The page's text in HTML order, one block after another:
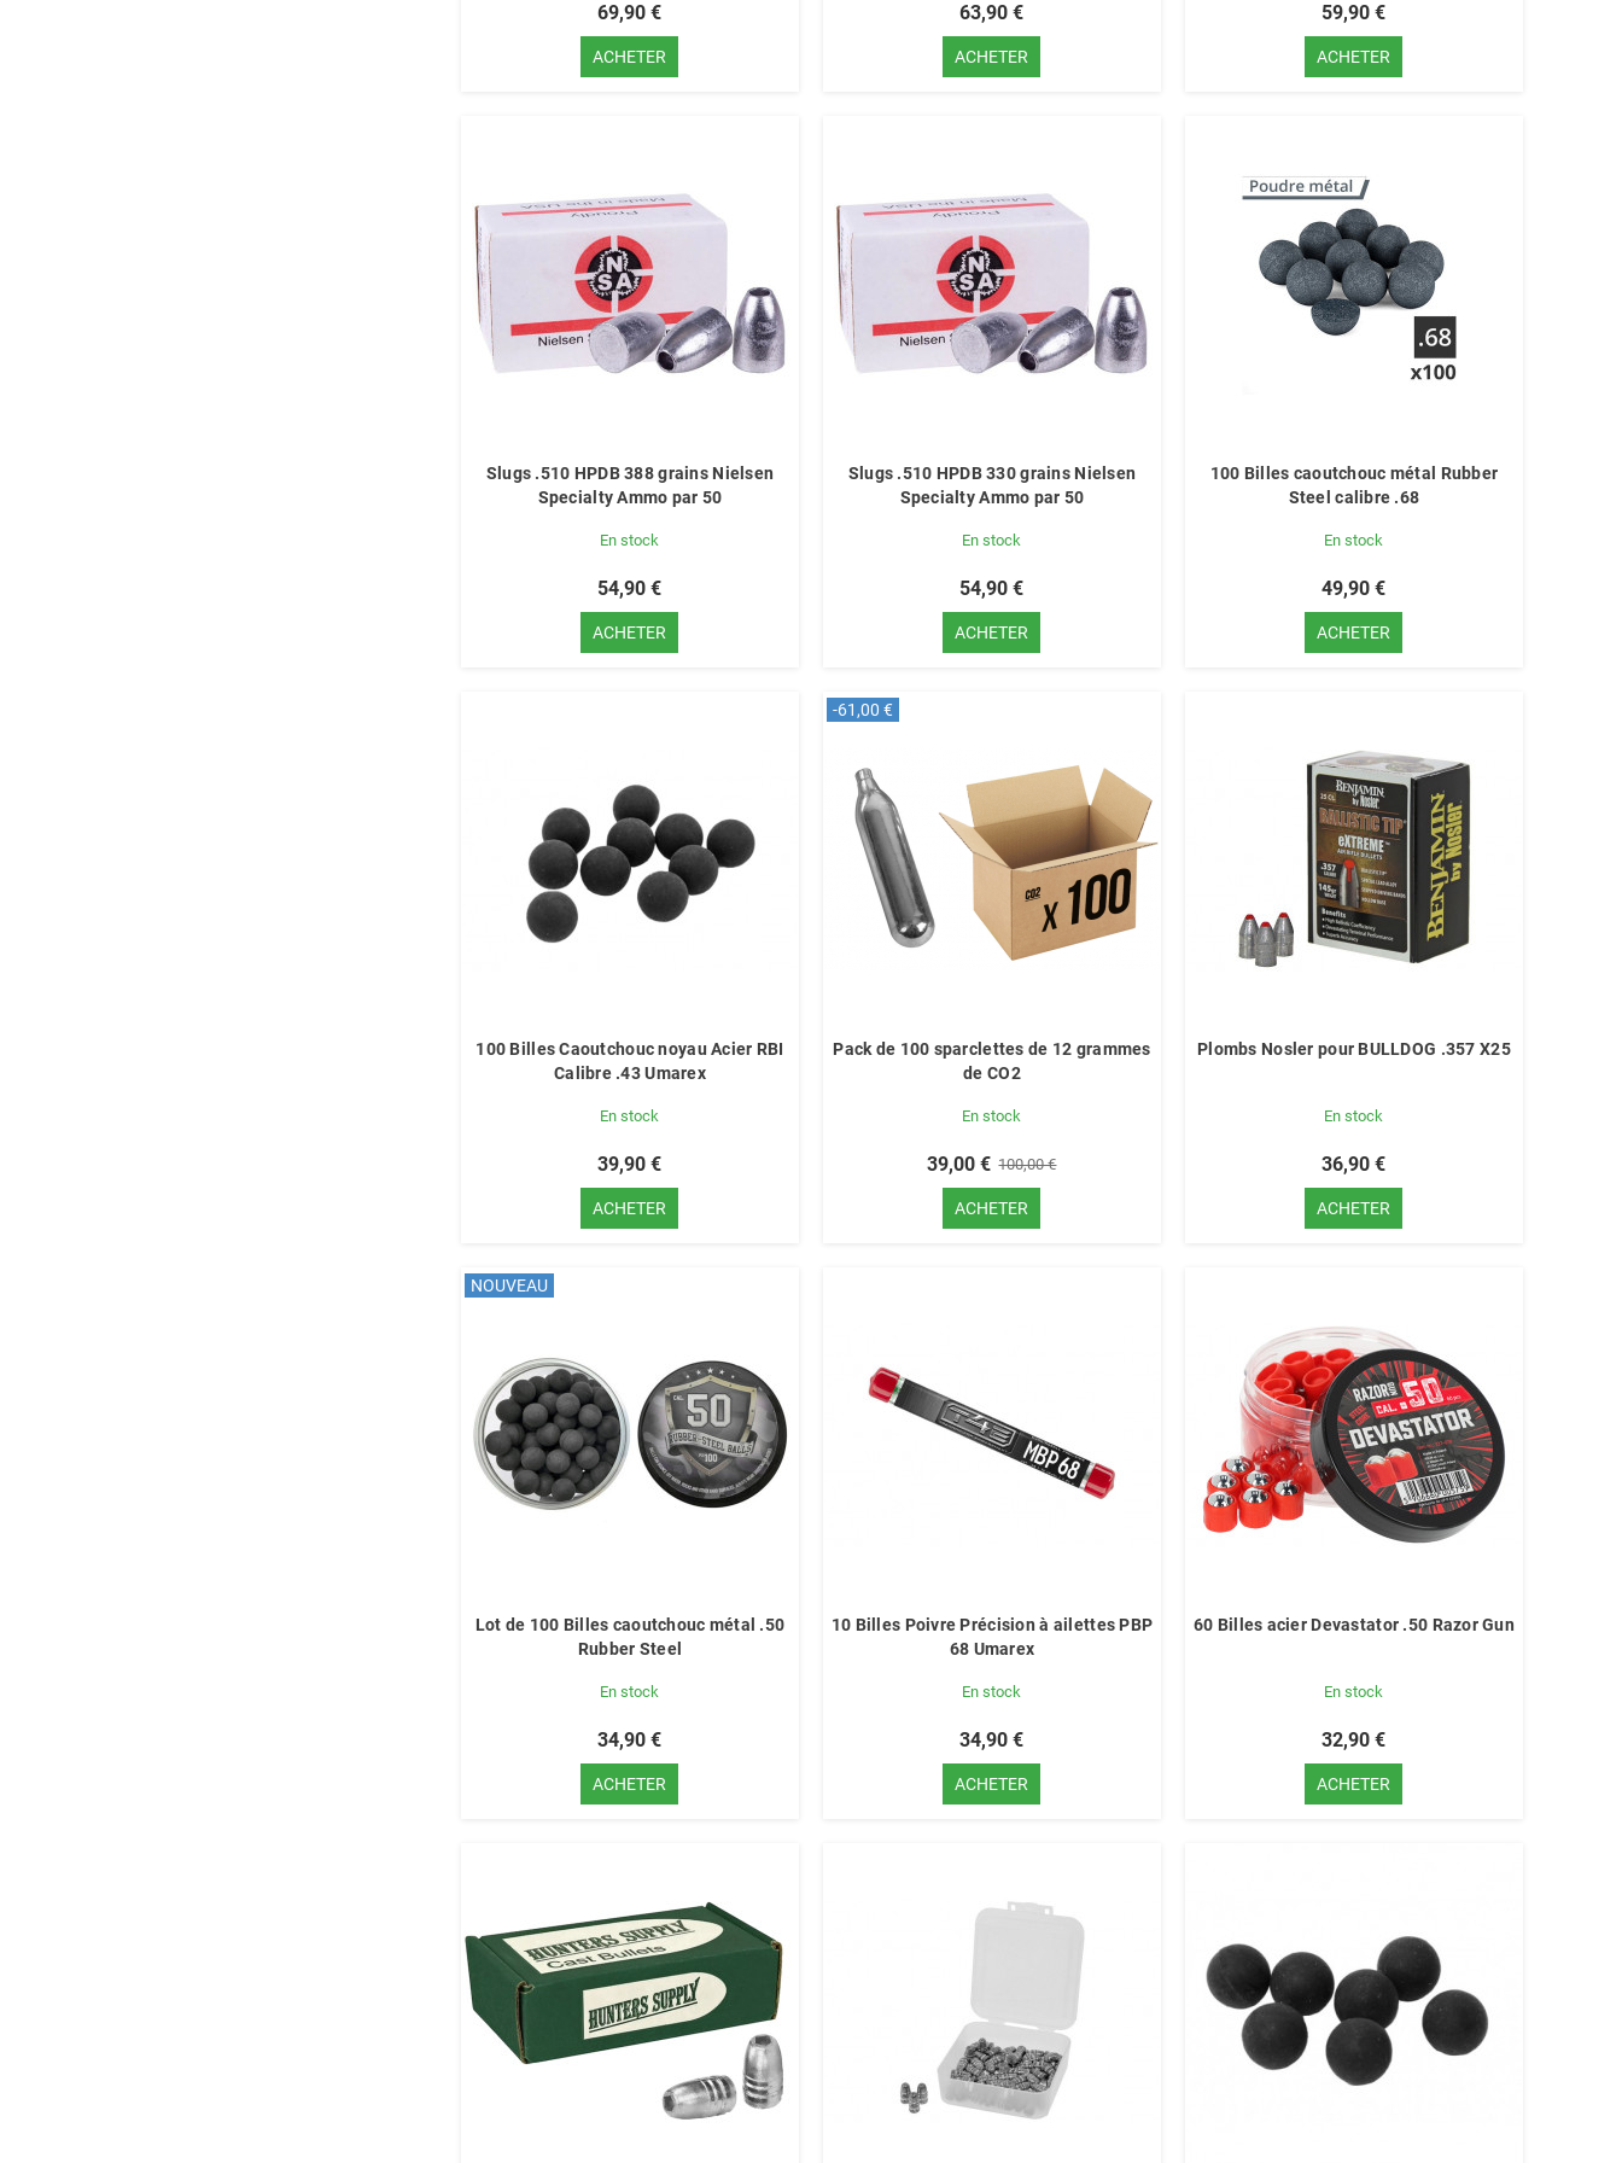
69,90 €
ACHETER
63,90 €
ACHETER
59,90 €
ACHETER
Slugs .510 HPDB 388 grains Nielsen
Specialty Ammo par 50
En stock
54,90 €
ACHETER
Slugs .510 HPDB 330 grains Nielsen
Specialty Ammo par 50
En stock
54,90 €
ACHETER
100 Billes caoutchouc métal Rubber
Steel calibre .68
En stock
49,90 €
ACHETER
100 Billes Caoutchouc noyau Acier RBI
Calibre .43 Umarex
En stock
39,90 €
ACHETER
-61,00 €
Pack de 100 sparclettes de 12 grammes
de CO2
En stock
39,00 € 100,00 €
ACHETER
Plombs Nosler pour BULLDOG .357 X25
En stock
36,90 €
ACHETER
NOUVEAU
Lot de 100 Billes caoutchouc métal .50
Rubber Steel
En stock
34,90 €
ACHETER
10 Billes Poivre Précision à ailettes PBP
68 Umarex
En stock
34,90 €
ACHETER
60 Billes acier Devastator .50 Razor Gun
En stock
32,90 €
ACHETER